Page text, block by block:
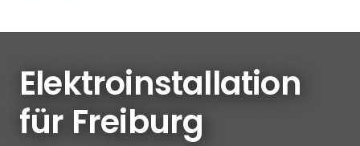
Elektroinstallation
für Freiburg